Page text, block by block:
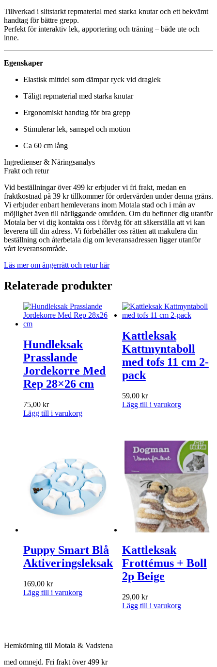
Tillverkad i slitstarkt repmaterial med starka knutar och ett bekvämt
handtag för bättre grepp.
Perfekt för interaktiv lek, apportering och träning – både ute och
inne.
Egenskaper
Elastisk mittdel som dämpar ryck vid draglek
Tåligt repmaterial med starka knutar
Ergonomiskt handtag för bra grepp
Stimulerar lek, samspel och motion
Ca 60 cm lång
Ingredienser & Näringsanalys
Frakt och retur
Vid beställningar över 499 kr erbjuder vi fri frakt, medan en
fraktkostnad på 39 kr tillkommer för ordervärden under denna gräns.
Vi erbjuder enbart hemleverans inom Motala stad och i mån av
möjlighet även till närliggande områden. Om du befinner dig utanför
Motala ber vi dig kontakta oss i förväg för att säkerställa att vi kan
leverera till din adress. Vi förbehåller oss rätten att makulera din
beställning och återbetala dig om leveransadressen ligger utanför
vårt leveransområde.
Läs mer om ångerrätt och retur här
Relaterade produkter
Hundleksak
Prasslande
Jordekorre Med
Rep 28×26 cm
75,00 kr
Lägg till i varukorg
Kattleksak
Kattmyntaboll
med tofs 11 cm 2-
pack
59,00 kr
Lägg till i varukorg
Puppy Smart Blå
Aktiveringsleksak
169,00 kr
Lägg till i varukorg
Kattleksak
Frottémus + Boll
2p Beige
29,00 kr
Lägg till i varukorg
Hemkörning till Motala & Vadstena
med omnejd. Fri frakt över 499 kr